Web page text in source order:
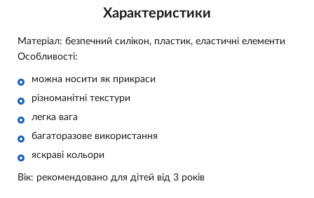
Характеристики
Матеріал: безпечний силікон, пластик, еластичні елементи
Особливості:
можна носити як прикраси
різноманітні текстури
легка вага
багаторазове використання
яскраві кольори
Вік: рекомендовано для дітей від 3 років